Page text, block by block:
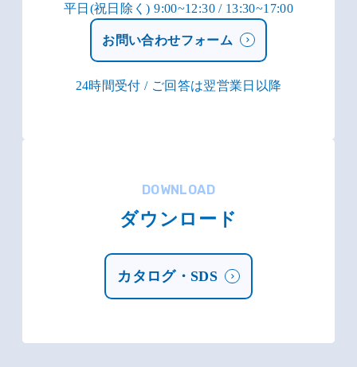
平日(祝日除く) 9:00~12:30 / 13:30~17:00
お問い合わせフォーム
24時間受付 / ご回答は翌営業日以降
DOWNLOAD
ダウンロード
カタログ・SDS